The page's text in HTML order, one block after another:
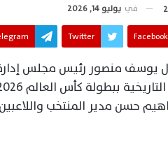
في يوليو 14, 2026
Facebook
Twitter
يوسف منصور رئيس مجلس
حسن مدير المنتخب